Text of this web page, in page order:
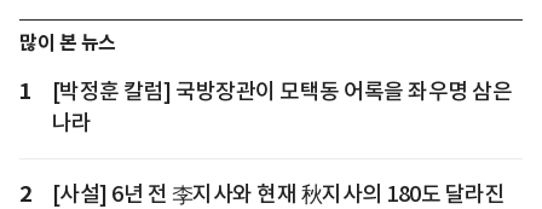
많이 본 뉴스
1
[박정훈 칼럼] 국방장관이 모택동 어록을 좌우명 삼은
나라
2
[사설] 6년 전 李지사와 현재 秋지사의 180도 달라진